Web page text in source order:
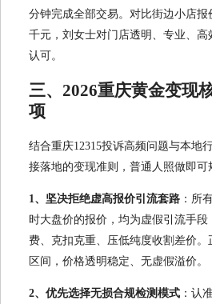
分钟完成全部交易。对比街边小店报
千元，刘女士对门店透明、专业、
认可。
三、2026重庆黄金变现
项
结合重庆12315投诉高频问题与本地
接落地的变现准则，普通人照做即可
1、坚决拒绝虚高报价引流套路 ：所
时大盘价的报价，均为虚假引流手
费、克扣克重、压低纯度收割差价
区间，价格透明稳定、无虚假溢价。
2、优先选择无损合规检测模式 ：认